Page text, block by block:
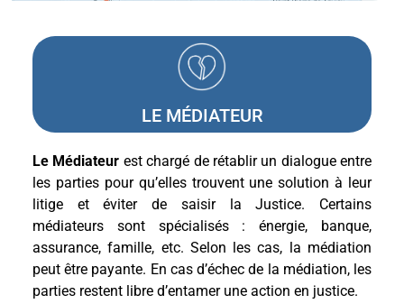
LE MÉDIATEUR
Le Médiateur est chargé de rétablir un dialogue entre
les parties pour qu’elles trouvent une solution à leur
litige et éviter de saisir la Justice. Certains
médiateurs sont spécialisés : énergie, banque,
assurance, famille, etc. Selon les cas, la médiation
peut être payante. En cas d’échec de la médiation, les
parties restent libre d’entamer une action en justice.